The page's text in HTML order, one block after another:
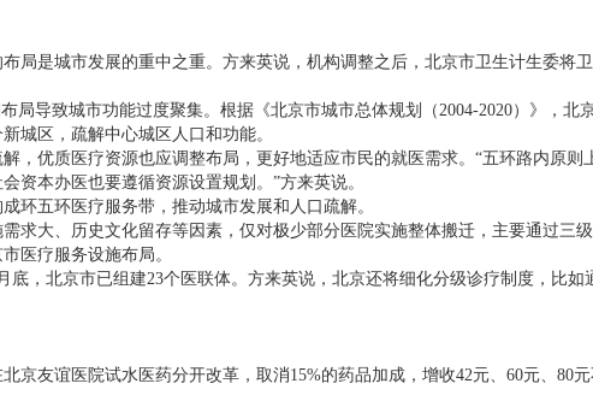
局是城市发展的重中之重。方来英说，机构调整之后，北京市卫生计生委将
局导致城市功能过度聚集。根据《北京市城市总体规划（2004-2020）》，北
新城区，疏解中心城区人口和功能。
，优质医疗资源也应调整布局，更好地适应市民的就医需求。“五环路内原
资本办医也要遵循资源设置规划。”方来英说。
环五环医疗服务带，推动城市发展和人口疏解。
求大、历史文化留存等因素，仅对极少部分医院实施整体搬迁，主要通过三
医疗服务设施布局。
底，北京市已组建23个医联体。方来英说，北京还将细化分级诊疗制度，比
京友谊医院试水医药分开改革，取消15%的药品加成，增收42元、 60元、 80